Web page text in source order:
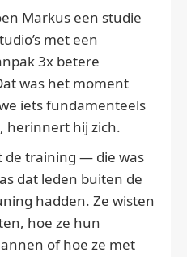
Markus een studie
met een
3x betere
was het moment
iets fundamenteels
herinnert hij zich.
de training — die was
dat leden buiten de
hadden. Ze wisten
hoe ze hun
of hoe ze met